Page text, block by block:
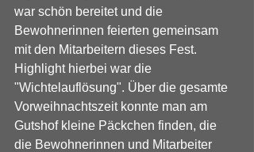
war schön bereitet und die
Bewohnerinnen feierten gemeinsam
mit den Mitarbeitern dieses Fest.
Highlight hierbei war die
"Wichtelauflösung". Über die gesamte
Vorweihnachtszeit konnte man am
Gutshof kleine Päckchen finden, die
die Bewohnerinnen und Mitarbeiter